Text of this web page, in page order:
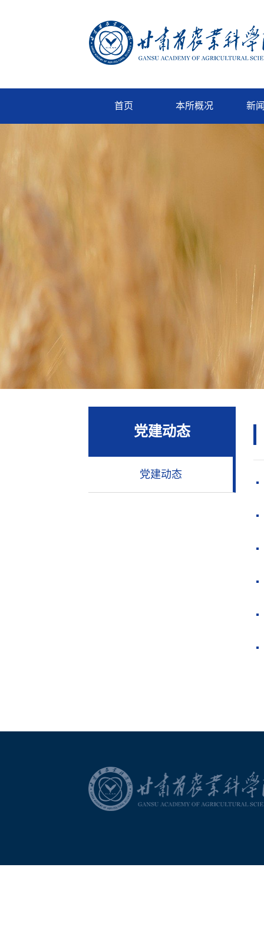
首页 本所概况 新
党建动态
党建动态